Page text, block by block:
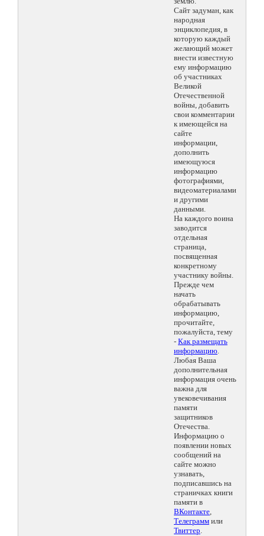
Сайт задуман, как
народная
энциклопедия, в
которую каждый
желающий может
внести известную
ему информацию
об участниках
Великой
Отечественной
войны, добавить
свои комментарии
к имеющейся на
сайте
информации,
дополнить
имеющуюся
информацию
фотографиями,
видеоматериалами
и другими
данными.
На каждого воина
заводится
отдельная
страница,
посвященная
конкретному
участнику войны.
Прежде чем
начать
обрабатывать
информацию,
прочитайте,
пожалуйста, тему
- Как размещать
информацию.
Любая Ваша
дополнительная
информация очень
важна для
увековечивания
памяти
защитников
Отечества.
Информацию о
появлении новых
сообщений на
сайте можно
узнавать,
подписавшись на
страничках книги
памяти в
ВКонтакте,
Телеграмм или
Твиттер.